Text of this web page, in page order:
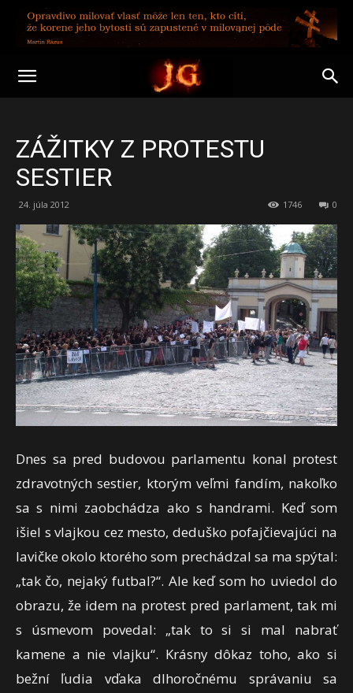
ZÁŽITKY Z PROTESTU
SESTIER
24. júla 2012 0
1746
Dnes sa pred budovou parlamentu konal protest
zdravotných sestier, ktorým veľmi fandím, nakoľko
sa s nimi zaobchádza ako s handrami. Keď som
išiel s vlajkou cez mesto, deduško pofajčievajúci na
lavičke okolo ktorého som prechádzal sa ma spýtal:
„tak čo, nejaký futbal?“. Ale keď som ho uviedol do
obrazu, že idem na protest pred parlament, tak mi
s úsmevom povedal: „tak to si si mal nabrať
kamene a nie vlajku“. Krásny dôkaz toho, ako si
bežní ľudia vďaka dlhoročnému správaniu sa